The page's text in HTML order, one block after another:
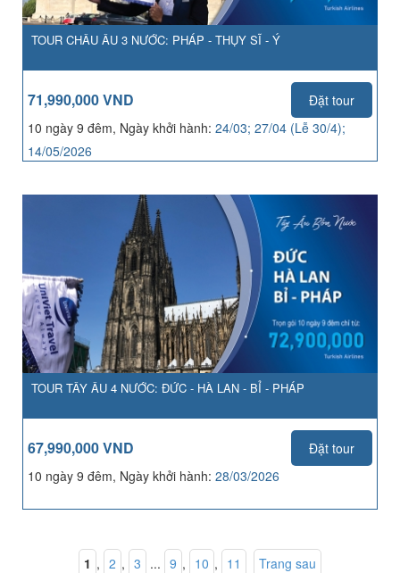
TOUR CHÂU ÂU 3 NƯỚC: PHÁP - THỤY SĨ - Ý
71,990,000 VND
Đặt tour
10 ngày 9 đêm, Ngày khởi hành: 24/03; 27/04 (Lễ 30/4);
14/05/2026
TOUR TÂY ÂU 4 NƯỚC: ĐỨC - HÀ LAN - BỈ - PHÁP
67,990,000 VND
Đặt tour
10 ngày 9 đêm, Ngày khởi hành: 28/03/2026
1 , 2 , 3 ... 9 , 10 , 11
Trang sau